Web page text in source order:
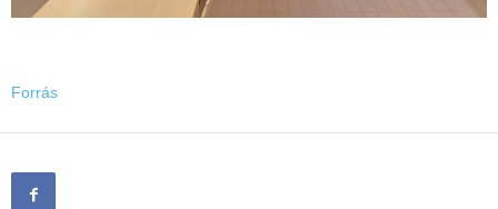
Forrás